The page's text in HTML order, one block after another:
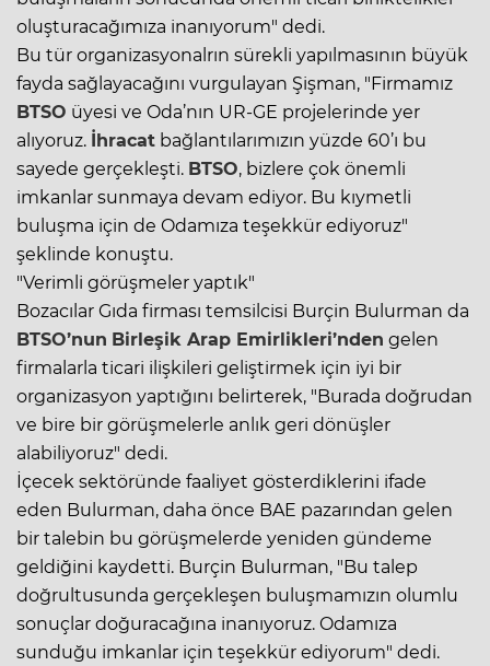
oluşturacağımıza inanıyorum" dedi.
Bu tür organizasyonalrın sürekli yapılmasının büyük
fayda sağlayacağını vurgulayan Şişman, "Firmamız
BTSO üyesi ve Oda’nın UR-GE projelerinde yer
alıyoruz. İhracat bağlantılarımızın yüzde 60’ı bu
sayede gerçekleşti. BTSO, bizlere çok önemli
imkanlar sunmaya devam ediyor. Bu kıymetli
buluşma için de Odamıza teşekkür ediyoruz"
şeklinde konuştu.
"Verimli görüşmeler yaptık"
Bozacılar Gıda firması temsilcisi Burçin Bulurman da
BTSO’nun Birleşik Arap Emirlikleri’nden gelen
firmalarla ticari ilişkileri geliştirmek için iyi bir
organizasyon yaptığını belirterek, "Burada doğrudan
ve bire bir görüşmelerle anlık geri dönüşler
alabiliyoruz" dedi.
İçecek sektöründe faaliyet gösterdiklerini ifade
eden Bulurman, daha önce BAE pazarından gelen
bir talebin bu görüşmelerde yeniden gündeme
geldiğini kaydetti. Burçin Bulurman, "Bu talep
doğrultusunda gerçekleşen buluşmamızın olumlu
sonuçlar doğuracağına inanıyoruz. Odamıza
sunduğu imkanlar için teşekkür ediyorum" dedi.